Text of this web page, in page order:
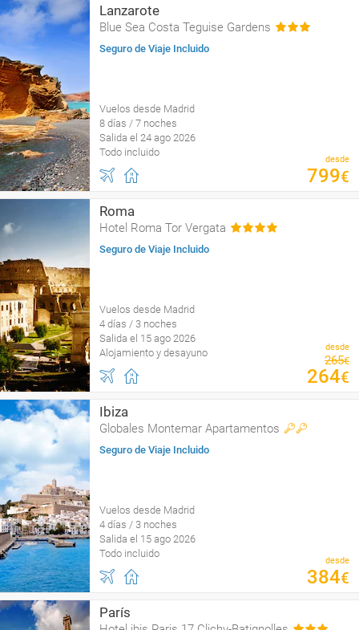
Lanzarote
Blue Sea Costa Teguise Gardens
Seguro de Viaje Incluido
Vuelos desde Madrid
8 días / 7 noches
Salida el 24 ago 2026
Todo incluido
desde
799€
Roma
Hotel Roma Tor Vergata
Seguro de Viaje Incluido
Vuelos desde Madrid
4 días / 3 noches
Salida el 15 ago 2026
Alojamiento y desayuno
desde
265€
264€
Ibiza
Globales Montemar Apartamentos
Seguro de Viaje Incluido
Vuelos desde Madrid
4 días / 3 noches
Salida el 15 ago 2026
Todo incluido
desde
384€
París